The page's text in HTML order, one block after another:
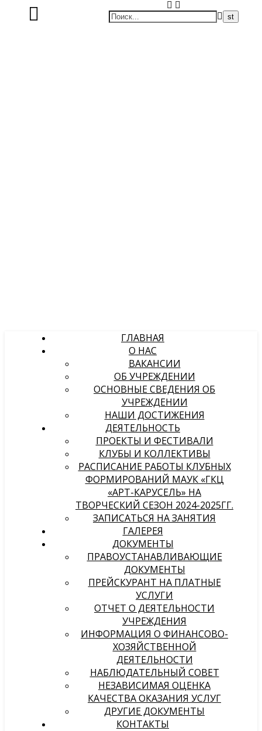
ГЛАВНАЯ
О НАС
ВАКАНСИИ
ОБ УЧРЕЖДЕНИИ
ОСНОВНЫЕ СВЕДЕНИЯ ОБ
УЧРЕЖДЕНИИ
НАШИ ДОСТИЖЕНИЯ
ДЕЯТЕЛЬНОСТЬ
ПРОЕКТЫ И ФЕСТИВАЛИ
КЛУБЫ И КОЛЛЕКТИВЫ
РАСПИСАНИЕ РАБОТЫ КЛУБНЫХ
ФОРМИРОВАНИЙ МАУК «ГКЦ
«АРТ-КАРУСЕЛЬ» НА
ТВОРЧЕСКИЙ СЕЗОН 2024-2025ГГ.
ЗАПИСАТЬСЯ НА ЗАНЯТИЯ
ГАЛЕРЕЯ
ДОКУМЕНТЫ
ПРАВОУСТАНАВЛИВАЮЩИЕ
ДОКУМЕНТЫ
ПРЕЙСКУРАНТ НА ПЛАТНЫЕ
УСЛУГИ
ОТЧЕТ О ДЕЯТЕЛЬНОСТИ
УЧРЕЖДЕНИЯ
ИНФОРМАЦИЯ О ФИНАНСОВО-
ХОЗЯЙСТВЕННОЙ
ДЕЯТЕЛЬНОСТИ
НАБЛЮДАТЕЛЬНЫЙ СОВЕТ
НЕЗАВИСИМАЯ ОЦЕНКА
КАЧЕСТВА ОКАЗАНИЯ УСЛУГ
ДРУГИЕ ДОКУМЕНТЫ
КОНТАКТЫ